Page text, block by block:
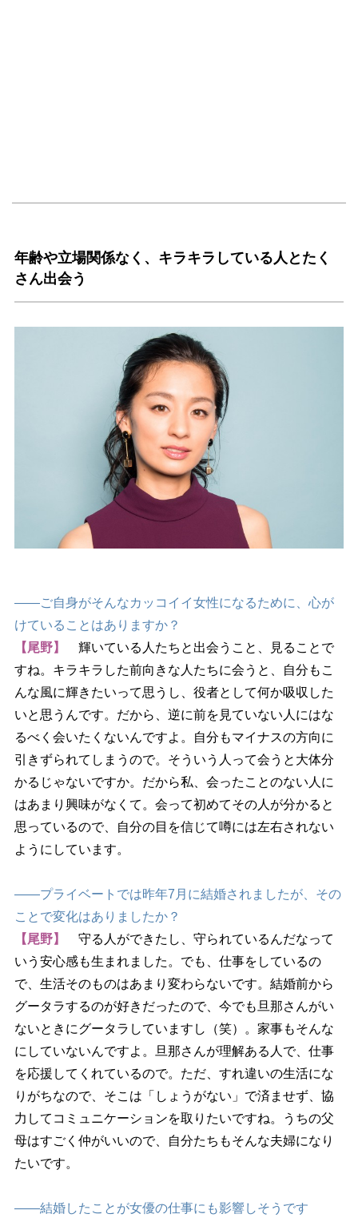
年齢や立場関係なく、キラキラしている人とたく
さん出会う
――ご自身がそんなカッコイイ女性になるために、心が
けていることはありますか？
【尾野】
輝いている人たちと出会うこと、見ることで
すね。キラキラした前向きな人たちに会うと、自分もこ
んな風に輝きたいって思うし、役者として何か吸収した
いと思うんです。だから、逆に前を見ていない人にはな
るべく会いたくないんですよ。自分もマイナスの方向に
引きずられてしまうので。そういう人って会うと大体分
かるじゃないですか。だから私、会ったことのない人に
はあまり興味がなくて。会って初めてその人が分かると
思っているので、自分の目を信じて噂には左右されない
ようにしています。
――プライベートでは昨年7月に結婚されましたが、その
ことで変化はありましたか？
【尾野】
守る人ができたし、守られているんだなって
いう安心感も生まれました。でも、仕事をしているの
で、生活そのものはあまり変わらないです。結婚前から
グータラするのが好きだったので、今でも旦那さんがい
ないときにグータラしていますし（笑）。家事もそんな
にしていないんですよ。旦那さんが理解ある人で、仕事
を応援してくれているので。ただ、すれ違いの生活にな
りがちなので、そこは「しょうがない」で済ませず、協
力してコミュニケーションを取りたいですね。うちの父
母はすごく仲がいいので、自分たちもそんな夫婦になり
たいです。
――結婚したことが女優の仕事にも影響しそうです